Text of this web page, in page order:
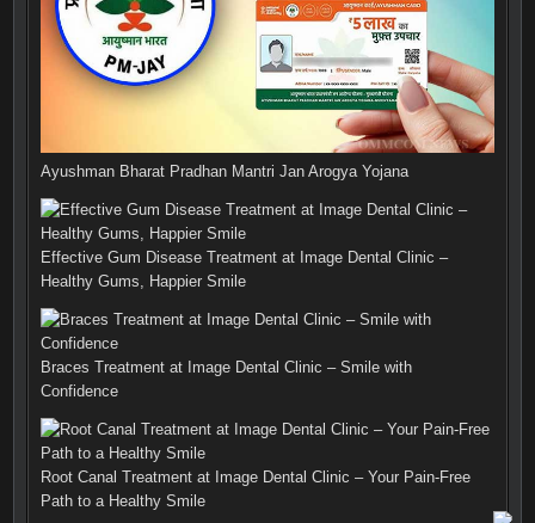
Ayushman Bharat Pradhan Mantri Jan Arogya Yojana
Effective Gum Disease Treatment at Image Dental Clinic –
Healthy Gums, Happier Smile
Braces Treatment at Image Dental Clinic – Smile with
Confidence
Root Canal Treatment at Image Dental Clinic – Your Pain-Free
Path to a Healthy Smile